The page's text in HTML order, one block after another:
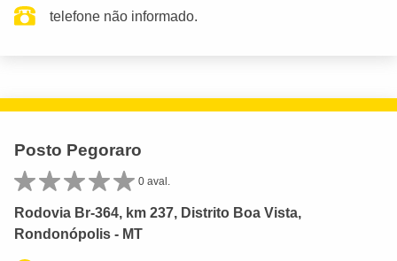
telefone não informado.
Posto Pegoraro
0 aval.
Rodovia Br-364, km 237, Distrito Boa Vista,
Rondonópolis - MT